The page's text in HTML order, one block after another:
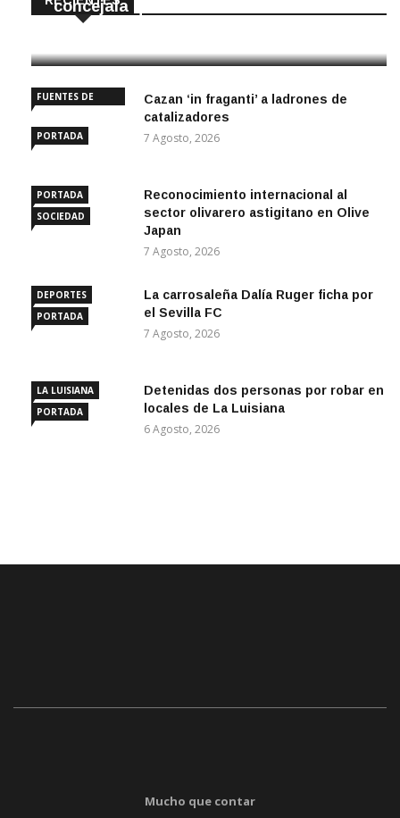
concejala que no iba en la lista
FUENTES DE
PORTADA
Cazan ‘in fraganti’ a ladrones de
catalizadores
7 Agosto, 2026
PORTADA
SOCIEDAD
Reconocimiento internacional al
sector olivarero astigitano en Olive
Japan
7 Agosto, 2026
DEPORTES
PORTADA
La carrosaleña Dalía Ruger ficha por
el Sevilla FC
7 Agosto, 2026
LA LUISIANA
PORTADA
Detenidas dos personas por robar en
locales de La Luisiana
6 Agosto, 2026
Mucho que contar